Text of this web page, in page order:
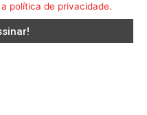
política de privacidade.